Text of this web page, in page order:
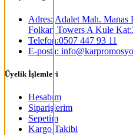
Adres: Adalet Mah. Manas
Folkart Towers A Kule
Telefon:0507 447 93 11
E-posta:
Üyelik İşlemleri
Hesabım
Siparişlerim
Sepetim
Kargo Takibi